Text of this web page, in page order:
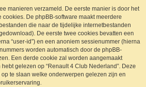
manieren verzameld. De eerste manier is door het
De phpBB-software maakt meerdere
die naar de tijdelijke internetbestanden
De eerste twee cookies bevatten een
“user-id”) en een anoniem sessienummer (hierna
worden automatisch door de phpBB-
Een derde cookie zal worden aangemaakt
gelezen op “Renault 4 Club Nederland”. Deze
te slaan welke onderwerpen gelezen zijn en